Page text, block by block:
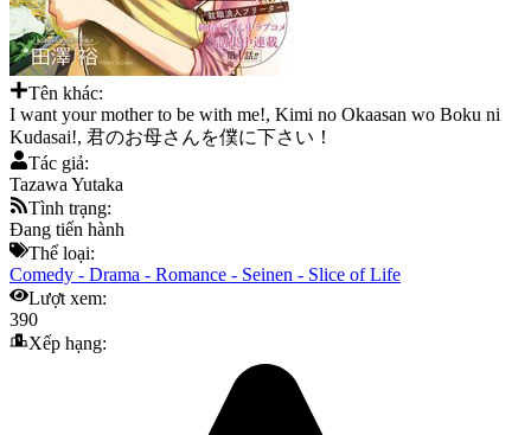
Tên khác:
I want your mother to be with me!, Kimi no Okaasan wo Boku ni
Kudasai!, 君のお母さんを僕に下さい！
Tác giả:
Tazawa Yutaka
Tình trạng:
Đang tiến hành
Thể loại:
Comedy - Drama - Romance - Seinen - Slice of Life
Lượt xem:
390
Xếp hạng: